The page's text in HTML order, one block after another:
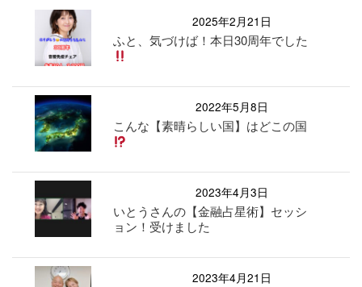
2025年2月21日
ふと、気づけば！本日30周年でした
2022年5月8日
こんな【素晴らしい国】はどこの国
2023年4月3日
いとうさんの【金融占星術】セッシ
ョン！受けました
2023年4月21日